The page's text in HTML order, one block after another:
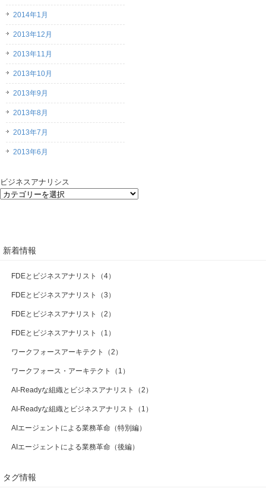
2014年1月
2013年12月
2013年11月
2013年10月
2013年9月
2013年8月
2013年7月
2013年6月
ビジネスアナリシス
新着情報
FDEとビジネスアナリスト（4）
FDEとビジネスアナリスト（3）
FDEとビジネスアナリスト（2）
FDEとビジネスアナリスト（1）
ワークフォースアーキテクト（2）
ワークフォース・アーキテクト（1）
AI-Readyな組織とビジネスアナリスト（2）
AI-Readyな組織とビジネスアナリスト（1）
AIエージェントによる業務革命（特別編）
AIエージェントによる業務革命（後編）
タグ情報